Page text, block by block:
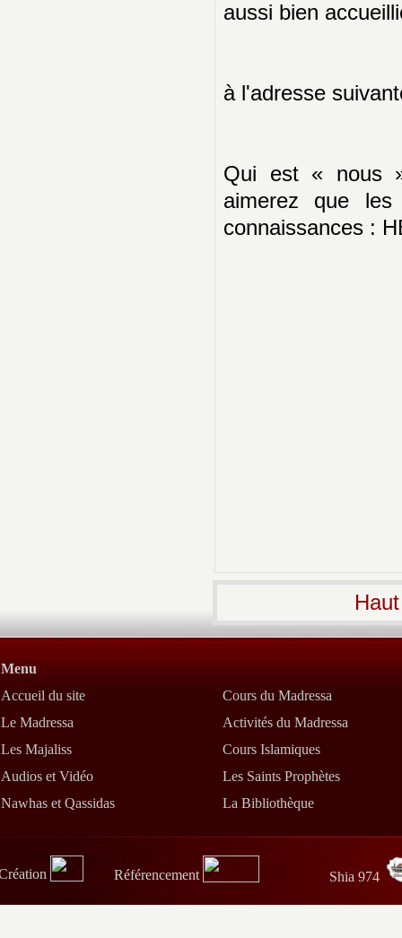
aussi bien
à l'adresse
Qui est « nous
aimerez que
connaissances :
Menu
Accueil du site
Cours du Madressa
Le Madressa
Activités du Madressa
Les Majaliss
Cours Islamiques
Audios et Vidéo
Les Saints Prophètes
Nawhas et Qassidas
La Bibliothèque
Référencement Shia 974